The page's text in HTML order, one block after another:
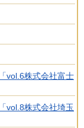
vol.6株式会社富士
vol.8株式会社埼玉